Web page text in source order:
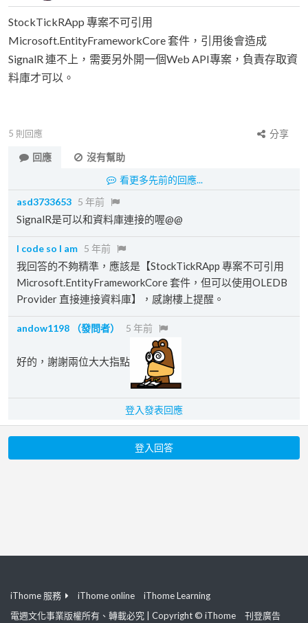
StockTickRApp 專案不可引用
Microsoft.EntityFrameworkCore 套件，引用後會造成
SignalR 連不上，需要另外開一個Web API專案，負責存取資
料庫才可以。
5 則回應
分享
回應
沒有幫助
看更多先前的回應...
asd3733653 5 年前
SignalR是可以和資料庫連接的喔@@
I code so I am 5 年前
我回答的不夠精準，應該是【StockTickRApp 專案不可引用
Microsoft.EntityFrameworkCore 套件，但可以使用OLEDB
Provider 直接連接資料庫】，感謝樓上提醒。
andow1198 （發問者） 5 年前
好的，謝謝兩位大大指點
登入發表回應
登入回答
iThome 服務 iThome online
iThome Learning
電週文化事業版權所有、轉載必究 | Copyright © iThome
刊登廣告